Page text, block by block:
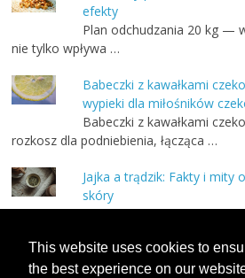
This website uses cookies to
the best experience on our
efekty
Plan odchudzania 20 kg —
nie tylko wpływa …
Babeczki z kawałkami
wypieki dla miłośników
Babeczki z kawałkami
rozkosz dla podniebienia, łącząca …
Jajka a trądzik: Fakty i mity
skóry
Jajka są jednym z